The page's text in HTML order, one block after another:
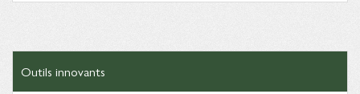
Outils innovants